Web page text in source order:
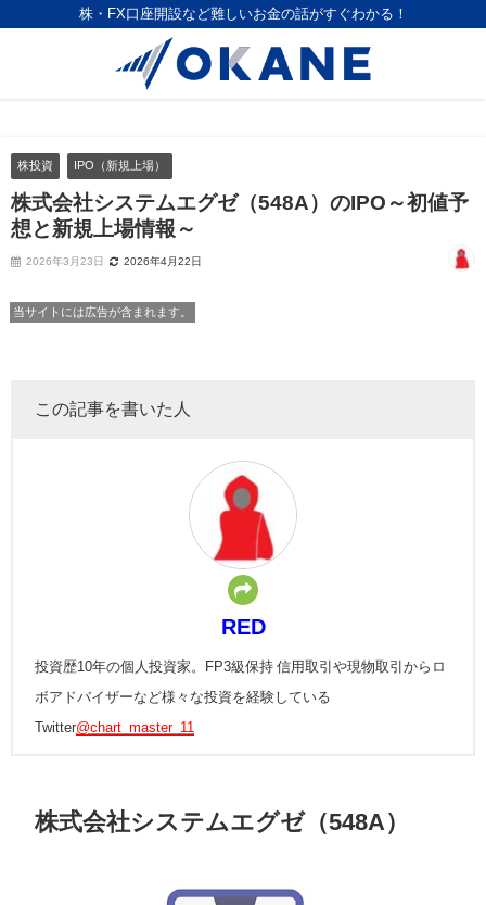
株・FX口座開設など難しいお金の話がすぐわかる！
株投資 IPO（新規上場）
株式会社システムエグゼ（548A）のIPO～初値予
想と新規上場情報～
2026年3月23日 2026年4月22日
当サイトには広告が含まれます。
この記事を書いた人
RED
投資歴10年の個人投資家。FP3級保持 信用取引や現物取引からロ
ボアドバイザーなど様々な投資を経験している
Twitter@chart_master_11
株式会社システムエグゼ（548A）